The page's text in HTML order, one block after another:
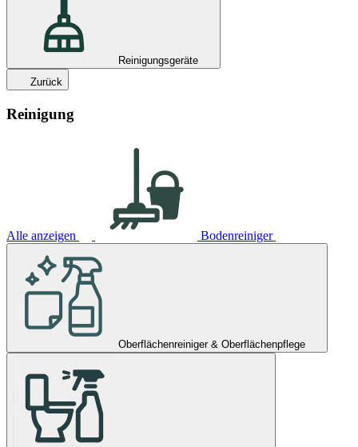
Reinigungsgeräte
Zurück
Reinigung
Alle anzeigen Bodenreiniger
Oberflächenreiniger & Oberflächenpflege